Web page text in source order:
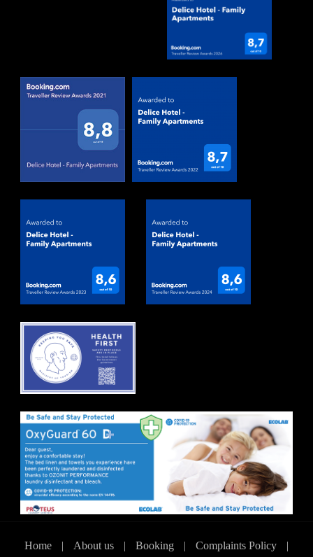
Home | About us | Booking | Complaints Policy |